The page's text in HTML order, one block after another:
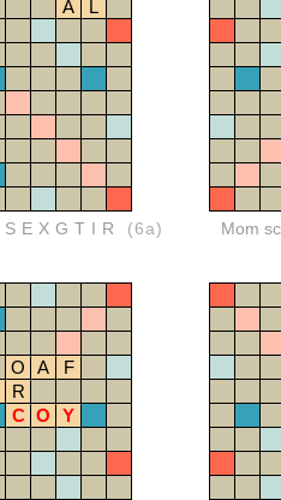
A
L
SEXGTIR (6a) Mom
O A
F
R
C O
Y